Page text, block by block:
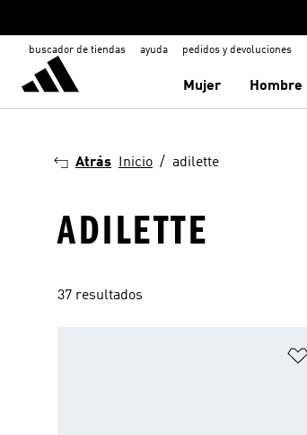
buscador de tiendas ayuda pedidos y devoluciones
Mujer Hombre
Atrás Inicio adilette
ADILETTE
37 resultados